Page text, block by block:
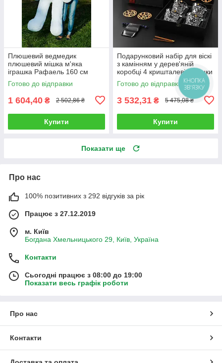
Плюшевий ведмедик
плюшевий мішка м'яка
іграшка Рафаель 160 см
Білий
Готово до відправки
1 604,40 ₴ 2 502,86 ₴
Купити
Подарунковий набір для віскі
з камінням у дерев'яній
коробці 4 кришталеві склянки
Bohemia Glacier 350 мл
Готово до відправки
3 532,31 ₴ 5 475,08 ₴
Купити
Показати ще
Про нас
100% позитивних з 292 відгуків за рік
Працює з 27.12.2019
м. Київ
Богдана Хмельницького 29, Київ, Україна
Контакти
Сьогодні працює з 08:00 до 19:00
Показати весь графік роботи
Про нас
Контакти